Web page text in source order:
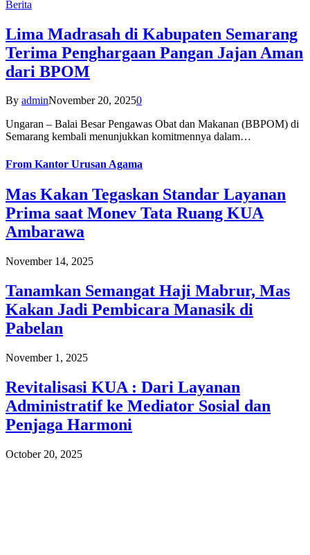
Berita
Lima Madrasah di Kabupaten Semarang
Terima Penghargaan Pangan Jajan Aman
dari BPOM
By adminNovember 20, 20250
Ungaran – Balai Besar Pengawas Obat dan Makanan (BBPOM) di
Semarang kembali menunjukkan komitmennya dalam…
From Kantor Urusan Agama
Mas Kakan Tegaskan Standar Layanan
Prima saat Monev Tata Ruang KUA
Ambarawa
November 14, 2025
Tanamkan Semangat Haji Mabrur, Mas
Kakan Jadi Pembicara Manasik di
Pabelan
November 1, 2025
Revitalisasi KUA : Dari Layanan
Administratif ke Mediator Sosial dan
Penjaga Harmoni
October 20, 2025